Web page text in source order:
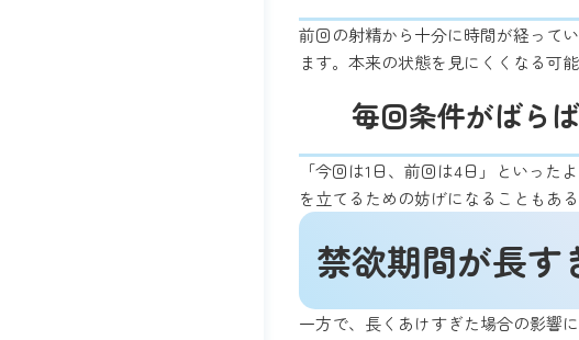
前回の射精から十分に時間が経って
ます。本来の状態を見にくくなる可
毎回条件がばら
「今回は1日、前回は4日」といっ
を立てるための妨げになることもあ
禁欲期間が長す
一方で、長くあけすぎた場合の影響